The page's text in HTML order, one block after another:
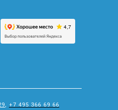
, +7 495 366 69 66